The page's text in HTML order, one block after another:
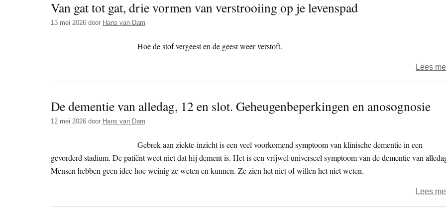
Van gat tot gat, drie vormen van verstrooiing op je levenspad
13 mei 2026 door Hans van Dam
Hoe de stof vergeest en de geest weer verstoft.
Lees
De dementie van alledag, 12 en slot. Geheugenbeperkingen en anosognosie
12 mei 2026 door Hans van Dam
Gebrek aan ziekte-inzicht is een veel voorkomend symptoom van klinische dementie in een
gevorderd stadium. De patiënt weet niet dat hij dement is. Het is een vrijwel universeel symptoom van de dementie van
Mensen hebben geen idee hoe weinig ze weten en kunnen. Ze zien het niet of willen het niet weten.
Lees